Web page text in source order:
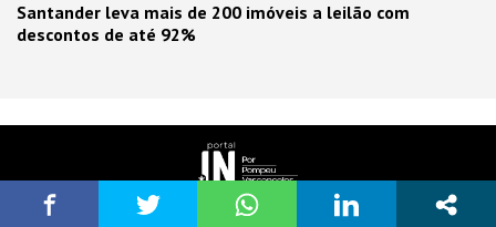
Santander leva mais de 200 imóveis a leilão com
descontos de até 92%